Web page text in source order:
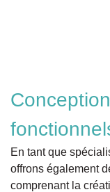
En tant que
offrons également
comprenant la